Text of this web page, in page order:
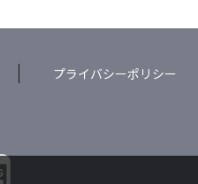
プライバシーポリシー